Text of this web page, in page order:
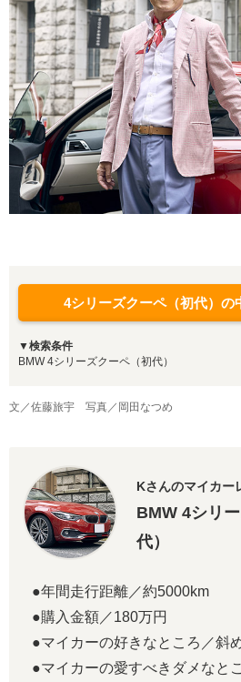
4シリーズクーペ（初代）の
▼検索条件
BMW 4シリーズクーペ（初代）
文／佐藤旅宇 写真／岡田なつめ
Kさんのマイカー
BMW 4シリ
代）
●年間走行距離／約5000km
●購入金額／180万円
●マイカーの好きなところ／斜
●マイカーの愛すべきダメなと